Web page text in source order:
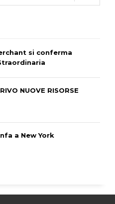
si conferma
NUOVE RISORSE
a New York